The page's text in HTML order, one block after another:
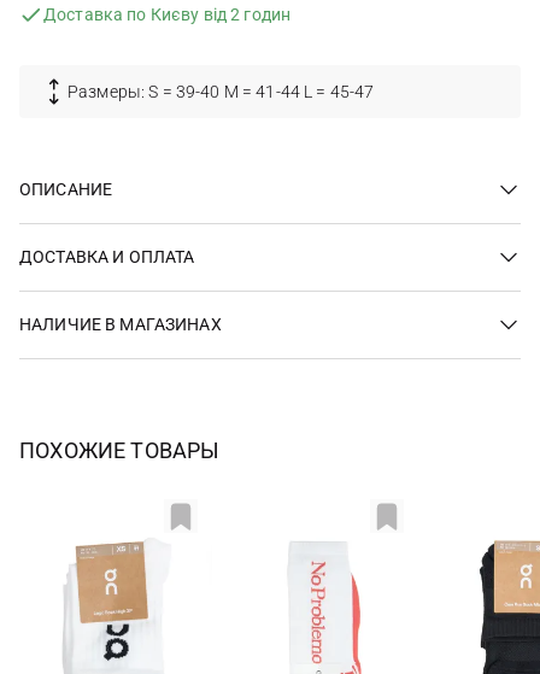
Доставка по Києву від 2 годин
Размеры: S = 39-40 M = 41-44 L = 45-47
ОПИСАНИЕ
ДОСТАВКА И ОПЛАТА
НАЛИЧИЕ В МАГАЗИНАХ
ПОХОЖИЕ ТОВАРЫ